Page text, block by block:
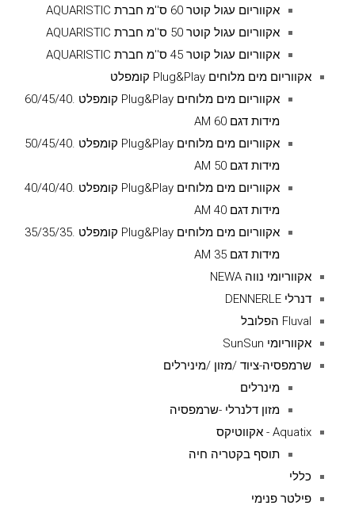
אקווריום עגול קוטר 60 ס''מ חברת AQUARISTIC
אקווריום עגול קוטר 50 ס''מ חברת AQUARISTIC
אקווריום עגול קוטר 45 ס''מ חברת AQUARISTIC
אקווריום מים מלוחים Plug&Play קומפלט
אקווריום מים מלוחים Plug&Play קומפלט .60/45/40
מידות דגם AM 60
אקווריום מים מלוחים Plug&Play קומפלט .50/45/40
מידות דגם AM 50
אקווריום מים מלוחים Plug&Play קומפלט .40/40/40
מידות דגם AM 40
אקווריום מים מלוחים Plug&Play קומפלט .35/35/35
מידות דגם AM 35
אקווריומי נווה NEWA
דנרלי DENNERLE
Fluval הפלובל
אקווריומי SunSun
שרמפסיה-ציוד /מזון /מינירלים
מינרלים
מזון דלנרלי -שרמפסיה
Aquatix - אקווטיקס
תוסף בקטריה חיה
כללי
פילטר פנימי